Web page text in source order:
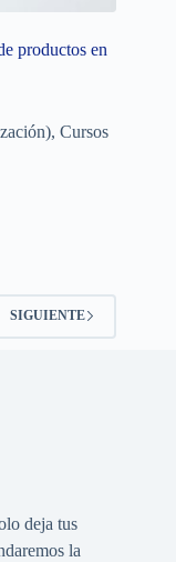
productos en
, Cursos
SIGUIENTE
deja tus
la